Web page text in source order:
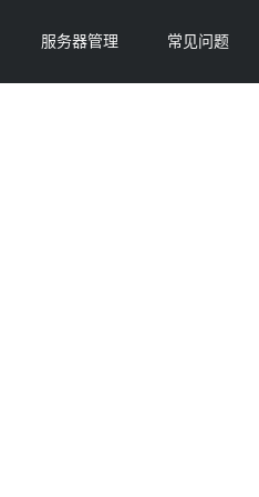
服务器管理 常见问题